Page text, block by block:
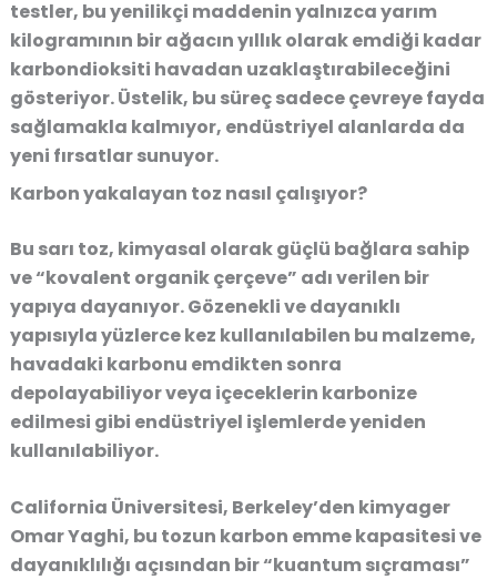
testler, bu yenilikçi maddenin yalnızca yarım
kilogramının bir ağacın yıllık olarak emdiği kadar
karbondioksiti havadan uzaklaştırabileceğini
gösteriyor. Üstelik, bu süreç sadece çevreye fayda
sağlamakla kalmıyor, endüstriyel alanlarda da
yeni fırsatlar sunuyor.
Karbon yakalayan toz nasıl çalışıyor?
Bu sarı toz, kimyasal olarak güçlü bağlara sahip
ve “kovalent organik çerçeve” adı verilen bir
yapıya dayanıyor. Gözenekli ve dayanıklı
yapısıyla yüzlerce kez kullanılabilen bu malzeme,
havadaki karbonu emdikten sonra
depolayabiliyor veya içeceklerin karbonize
edilmesi gibi endüstriyel işlemlerde yeniden
kullanılabiliyor.
California Üniversitesi, Berkeley’den kimyager
Omar Yaghi, bu tozun karbon emme kapasitesi ve
dayanıklılığı açısından bir “kuantum sıçraması”